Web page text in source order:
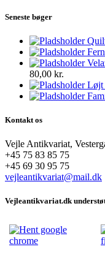
Seneste bøger
80,00 kr.
Løjt
Kontakt os
Vejle Antikvariat,
+45 75 83 85 75
+45 69 30 95 75
vejleantikvariat@mail.dk
Vejleantikvariat.dk